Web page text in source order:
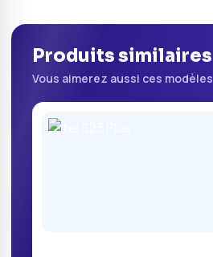
Produits similaires
Vous aimerez aussi ces modèles